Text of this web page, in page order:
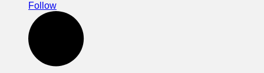
Follow